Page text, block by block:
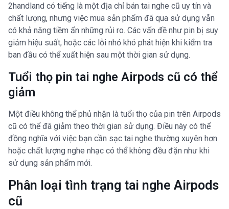
2handland có tiếng là một địa chỉ bán tai nghe cũ uy tín và
chất lượng, nhưng việc mua sản phẩm đã qua sử dụng vẫn
có khả năng tiềm ẩn những rủi ro. Các vấn đề như pin bị suy
giảm hiệu suất, hoặc các lỗi nhỏ khó phát hiện khi kiểm tra
ban đầu có thể xuất hiện sau một thời gian sử dụng.
Tuổi thọ pin tai nghe Airpods cũ có thể
giảm
Một điều không thể phủ nhận là tuổi thọ của pin trên Airpods
cũ có thể đã giảm theo thời gian sử dụng. Điều này có thể
đồng nghĩa với việc bạn cần sạc tai nghe thường xuyên hơn
hoặc chất lượng nghe nhạc có thể không đều đặn như khi
sử dụng sản phẩm mới.
Phân loại tình trạng tai nghe Airpods
cũ